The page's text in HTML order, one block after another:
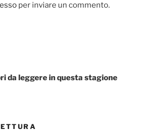
per inviare un commento.
da leggere in questa stagione